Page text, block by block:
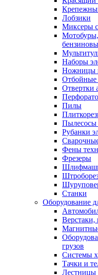
Лобзики
Миксеры
Наборы
Ножницы
Отбойные
Отвертки
Пилы
Пылесосы
Рубанки
Фены
Фрезеры
Станки
Оборудование
Верстаки,
грузов
Системы
Тачки и
Лестницы